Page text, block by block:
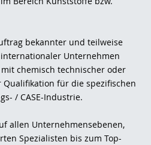
bekannter und teilweise
Unternehmen
chemisch technischer oder
für die spezifischen
/ CASE-Industrie.
allen Unternehmensebenen,
Spezialisten bis zum Top-